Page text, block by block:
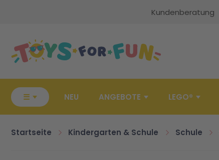
Kundenberatung
☰ NEU ANGEBOTE LEGO®
Startseite Kindergarten & Schule Schule